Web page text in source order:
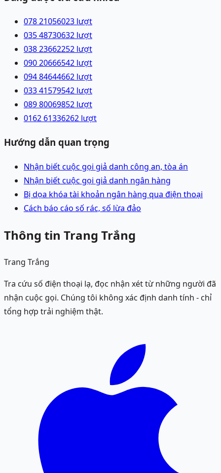
078 21056023 lượt
035 48730632 lượt
038 23662252 lượt
090 20666542 lượt
094 84644662 lượt
033 41579542 lượt
089 80069852 lượt
0162 61336262 lượt
Hướng dẫn quan trọng
Nhận biết cuộc gọi giả danh công an, tòa án
Nhận biết cuộc gọi giả danh ngân hàng
Bị dọa khóa tài khoản ngân hàng qua điện thoại
Cách báo cáo số rác, số lừa đảo
Thông tin Trang Trắng
Trang Trắng
Tra cứu số điện thoại lạ, đọc nhận xét từ những người đã
nhận cuộc gọi. Chúng tôi không xác định danh tính - chỉ
tổng hợp trải nghiệm thật.